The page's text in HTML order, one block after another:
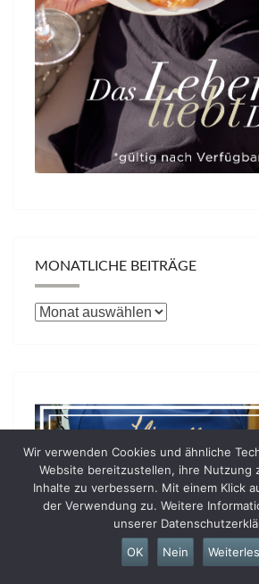
MONATLICHE BEITRÄGE
Monatliche
Wir verwenden Cookies und ähnliche
Website bereitzustellen, ihre Nutzung
Inhalte zu verbessern. Mit einem Klick
der Verwendung zu. Weitere
unserer
OK
Nein